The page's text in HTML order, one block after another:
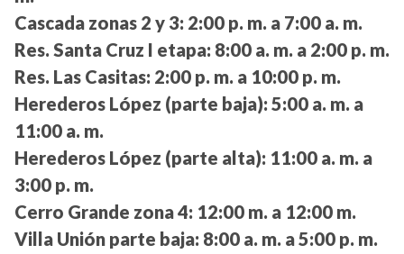
Cascada zonas 2 y 3: 2:00 p. m. a 7:00 a. m.
Res. Santa Cruz I etapa: 8:00 a. m. a 2:00 p. m.
Res. Las Casitas: 2:00 p. m. a 10:00 p. m.
Herederos López (parte baja): 5:00 a. m. a
11:00 a. m.
Herederos López (parte alta): 11:00 a. m. a
3:00 p. m.
Cerro Grande zona 4: 12:00 m. a 12:00 m.
Villa Unión parte baja: 8:00 a. m. a 5:00 p. m.